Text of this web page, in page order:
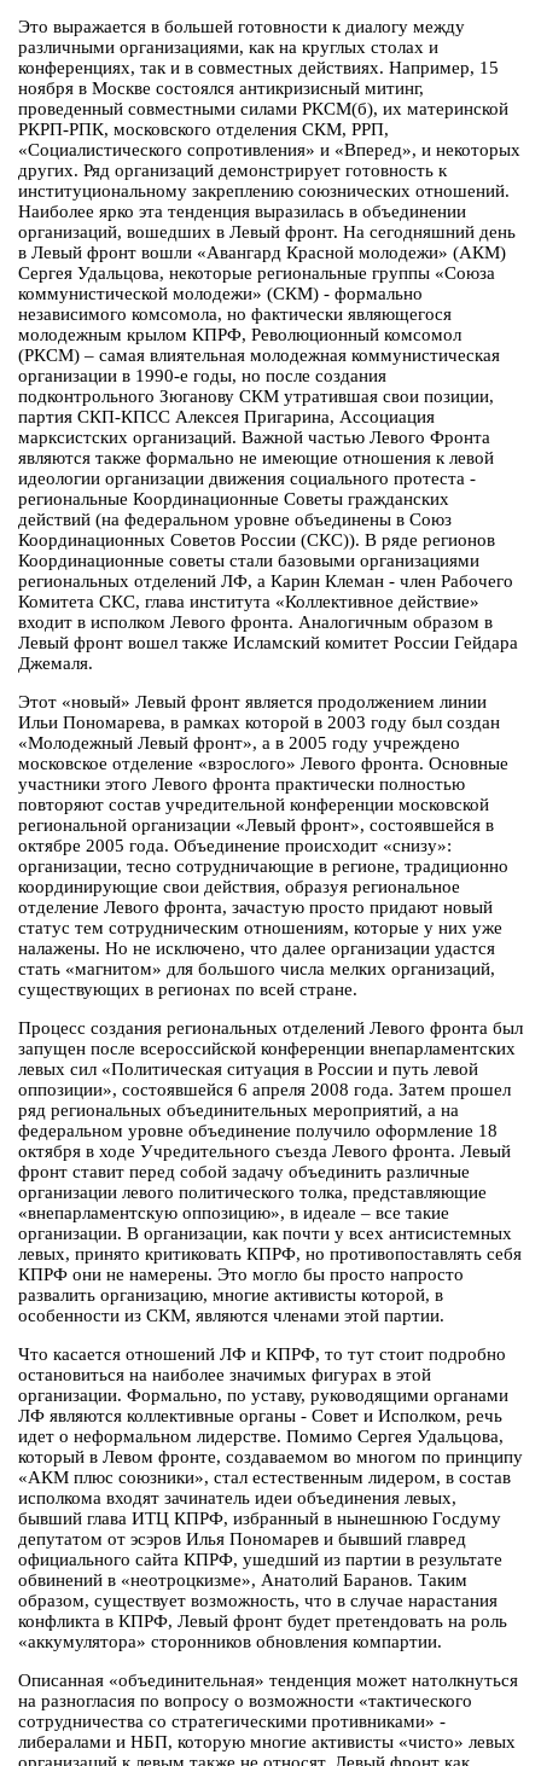
Это выражается в большей готовности к диалогу между
различными организациями, как на круглых столах и
конференциях, так и в совместных действиях. Например, 15
ноября в Москве состоялся антикризисный митинг,
проведенный совместными силами РКСМ(б), их материнской
РКРП-РПК, московского отделения СКМ, РРП,
«Социалистического сопротивления» и «Вперед», и некоторых
других. Ряд организаций демонстрирует готовность к
институциональному закреплению союзнических отношений.
Наиболее ярко эта тенденция выразилась в объединении
организаций, вошедших в Левый фронт. На сегодняшний день
в Левый фронт вошли «Авангард Красной молодежи» (АКМ)
Сергея Удальцова, некоторые региональные группы «Союза
коммунистической молодежи» (СКМ) - формально
независимого комсомола, но фактически являющегося
молодежным крылом КПРФ, Революционный комсомол
(РКСМ) – самая влиятельная молодежная коммунистическая
организации в 1990-е годы, но после создания
подконтрольного Зюганову СКМ утратившая свои позиции,
партия СКП-КПСС Алексея Пригарина, Ассоциация
марксистских организаций. Важной частью Левого Фронта
являются также формально не имеющие отношения к левой
идеологии организации движения социального протеста -
региональные Координационные Советы гражданских
действий (на федеральном уровне объединены в Союз
Координационных Советов России (СКС)). В ряде регионов
Координационные советы стали базовыми организациями
региональных отделений ЛФ, а Карин Клеман - член Рабочего
Комитета СКС, глава института «Коллективное действие»
входит в исполком Левого фронта. Аналогичным образом в
Левый фронт вошел также Исламский комитет России Гейдара
Джемаля.
Этот «новый» Левый фронт является продолжением линии
Ильи Пономарева, в рамках которой в 2003 году был создан
«Молодежный Левый фронт», а в 2005 году учреждено
московское отделение «взрослого» Левого фронта. Основные
участники этого Левого фронта практически полностью
повторяют состав учредительной конференции московской
региональной организации «Левый фронт», состоявшейся в
октябре 2005 года. Объединение происходит «снизу»:
организации, тесно сотрудничающие в регионе, традиционно
координирующие свои действия, образуя региональное
отделение Левого фронта, зачастую просто придают новый
статус тем сотрудническим отношениям, которые у них уже
налажены. Но не исключено, что далее организации удастся
стать «магнитом» для большого числа мелких организаций,
существующих в регионах по всей стране.
Процесс создания региональных отделений Левого фронта был
запущен после всероссийской конференции внепарламентских
левых сил «Политическая ситуация в России и путь левой
оппозиции», состоявшейся 6 апреля 2008 года. Затем прошел
ряд региональных объединительных мероприятий, а на
федеральном уровне объединение получило оформление 18
октября в ходе Учредительного съезда Левого фронта. Левый
фронт ставит перед собой задачу объединить различные
организации левого политического толка, представляющие
«внепарламентскую оппозицию», в идеале – все такие
организации. В организации, как почти у всех антисистемных
левых, принято критиковать КПРФ, но противопоставлять себя
КПРФ они не намерены. Это могло бы просто напросто
развалить организацию, многие активисты которой, в
особенности из СКМ, являются членами этой партии.
Что касается отношений ЛФ и КПРФ, то тут стоит подробно
остановиться на наиболее значимых фигурах в этой
организации. Формально, по уставу, руководящими органами
ЛФ являются коллективные органы - Совет и Исполком, речь
идет о неформальном лидерстве. Помимо Сергея Удальцова,
который в Левом фронте, создаваемом во многом по принципу
«АКМ плюс союзники», стал естественным лидером, в состав
исполкома входят зачинатель идеи объединения левых,
бывший глава ИТЦ КПРФ, избранный в нынешнюю Госдуму
депутатом от эсэров Илья Пономарев и бывший главред
официального сайта КПРФ, ушедший из партии в результате
обвинений в «неотроцкизме», Анатолий Баранов. Таким
образом, существует возможность, что в случае нарастания
конфликта в КПРФ, Левый фронт будет претендовать на роль
«аккумулятора» сторонников обновления компартии.
Описанная «объединительная» тенденция может натолкнуться
на разногласия по вопросу о возможности «тактического
сотрудничества со стратегическими противниками» -
либералами и НБП, которую многие активисты «чисто» левых